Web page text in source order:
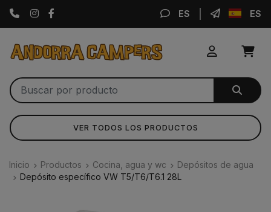
Instagram ES ES
VER TODOS LOS PRODUCTOS
Inicio Productos Cocina, agua y wc
Depósitos de agua
Depósito específico VW T5/T6/T6.1 28L